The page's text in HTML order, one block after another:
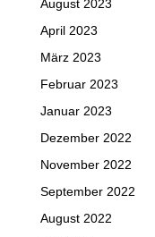
August 2023
April 2023
März 2023
Februar 2023
Januar 2023
Dezember 2022
November 2022
September 2022
August 2022